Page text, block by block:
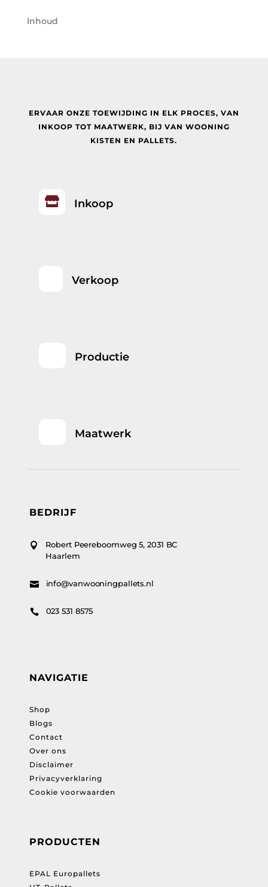
Inhoud
ERVAAR ONZE TOEWIJDING IN ELK PROCES, VAN
INKOOP TOT MAATWERK, BIJ VAN WOONING
KISTEN EN PALLETS.
 Inkoop
Verkoop
Productie
Maatwerk
BEDRIJF

Robert Peereboomweg 5, 2031 BC
Haarlem
 info@vanwooningpallets.nl
 023 531 8575
NAVIGATIE
Shop
Blogs
Contact
Over ons
Disclaimer
Privacyverklaring
Cookie voorwaarden
PRODUCTEN
EPAL Europallets